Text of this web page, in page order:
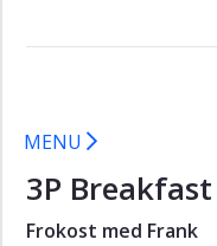
A
First
with
MENU
3P
Frokost med Frank